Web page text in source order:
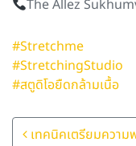
The Allez
#Stretchme
#StretchingStudio
#สตูดิโอยืดกล้ามเนื้อ
Post
เทคนิคเตรียมควา